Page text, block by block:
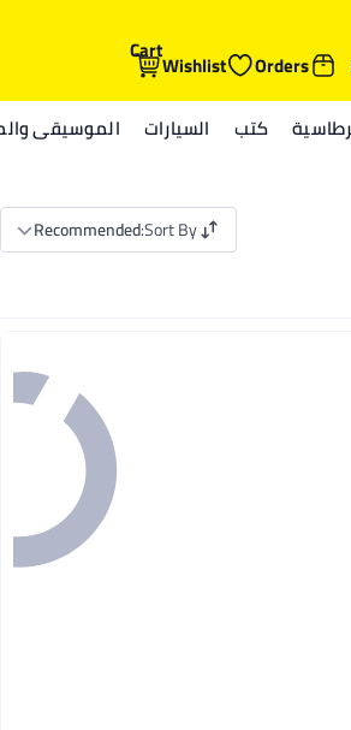
Orders
Wishlist
Cart
كتب السيارات الموسيقى
Sort By
:
Recommended